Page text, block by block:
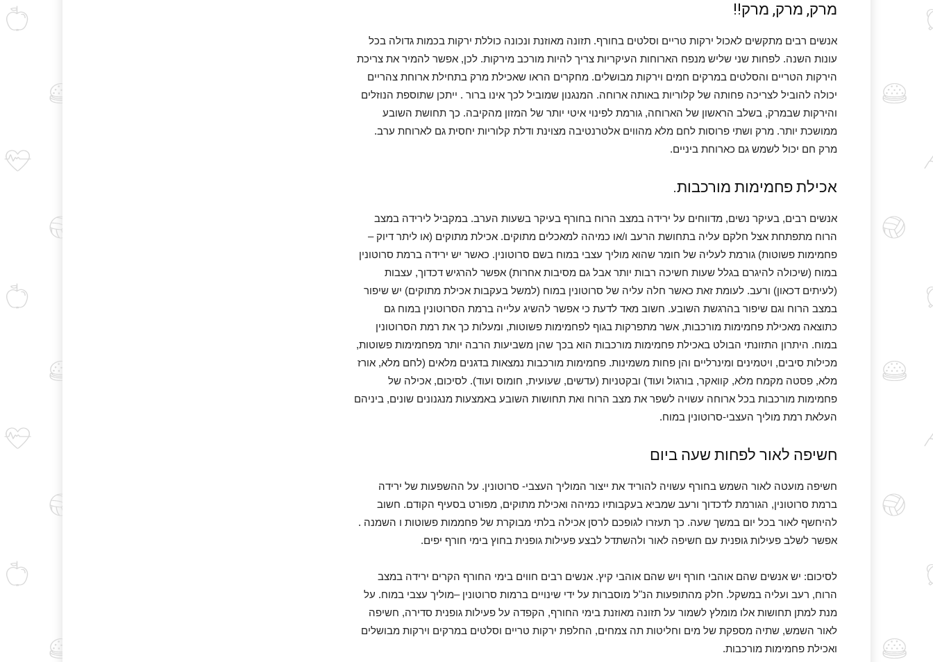
מרק, מרק, מרק!!
אנשים רבים מתקשים לאכול ירקות טריים וסלטים בחורף. תזונה מאוזנת ונכונה כוללת ירקות בכמות גדולה בכל
עונות השנה. לפחות שני שליש מנפח הארוחות העיקריות צריך להיות מורכב מירקות. לכן, אפשר להמיר את צריכת
הירקות הטריים והסלטים במרקים חמים וירקות מבושלים. מחקרים הראו שאכילת מרק בתחילת ארוחת צהריים
יכולה להוביל לצריכה פחותה של קלוריות באותה ארוחה. המנגנון שמוביל לכך אינו ברור . ייתכן שתוספת הנוזלים
והירקות שבמרק, בשלב הראשון של הארוחה, גורמת לפינוי איטי יותר של המזון מהקיבה. כך תחושת השובע
ממושכת יותר. מרק ושתי פרוסות לחם מלא מהווים אלטרנטיבה מצוינת ודלת קלוריות יחסית גם לארוחת ערב.
מרק חם יכול לשמש גם כארוחת ביניים.
אכילת פחמימות מורכבות.
אנשים רבים, בעיקר נשים, מדווחים על ירידה במצב הרוח בחורף בעיקר בשעות הערב. במקביל לירידה במצב
הרוח מתפתחת אצל חלקם עליה בתחושת הרעב ו/או כמיהה למאכלים מתוקים. אכילת מתוקים (או ליתר דיוק –
פחמימות פשוטות) גורמת לעליה של חומר שהוא מוליך עצבי במוח בשם סרוטונין. כאשר יש ירידה ברמת סרוטונין
במוח (שיכולה להיגרם בגלל שעות חשיכה רבות יותר אבל גם מסיבות אחרות) אפשר להרגיש דכדוך, עצבות
(לעיתים דכאון) ורעב. לעומת זאת כאשר חלה עליה של סרוטונין במוח (למשל בעקבות אכילת מתוקים) יש שיפור
במצב הרוח וגם שיפור בהרגשת השובע. חשוב מאד לדעת כי אפשר להשיג עלייה ברמת הסרוטונין במוח גם
כתוצאה מאכילת פחמימות מורכבות, אשר מתפרקות בגוף לפחמימות פשוטות, ומעלות כך את רמת הסרוטונין
במוח. היתרון התזונתי הבולט באכילת פחמימות מורכבות הוא בכך שהן משביעות הרבה יותר מפחמימות פשוטות,
מכילות סיבים, ויטמינים ומינרליים והן פחות משמינות. פחמימות מורכבות נמצאות בדגנים מלאים (לחם מלא, אורז
מלא, פסטה מקמח מלא, קוואקר, בורגול ועוד) ובקטניות (עדשים, שעועית, חומוס ועוד). לסיכום, אכילה של
פחמימות מורכבות בכל ארוחה עשויה לשפר את מצב הרוח ואת תחושות השובע באמצעות מנגנונים שונים, ביניהם
העלאת רמת מוליך העצבי-סרוטונין במוח.
חשיפה לאור לפחות שעה ביום
חשיפה מועטה לאור השמש בחורף עשויה להוריד את ייצור המוליך העצבי- סרוטונין. על ההשפעות של ירידה
ברמת סרוטונין, הגורמת לדכדוך ורעב שמביא בעקבותיו כמיהה ואכילת מתוקים, מפורט בסעיף הקודם. חשוב
להיחשף לאור בכל יום במשך שעה. כך תעזרו לגופכם לרסן אכילה בלתי מבוקרת של פחממות פשוטות ו השמנה .
אפשר לשלב פעילות גופנית עם חשיפה לאור ולהשתדל לבצע פעילות גופנית בחוץ בימי חורף יפים.
לסיכום: יש אנשים שהם אוהבי חורף ויש שהם אוהבי קיץ. אנשים רבים חווים בימי החורף הקרים ירידה במצב
הרוח, רעב ועליה במשקל. חלק מהתופעות הנ"ל מוסברות על ידי שינויים ברמות סרוטונין –מוליך עצבי במוח. על
מנת למתן תחושות אלו מומלץ לשמור על תזונה מאוזנת בימי החורף, הקפדה על פעילות גופנית סדירה, חשיפה
לאור השמש, שתיה מספקת של מים וחליטות תה צמחים, החלפת ירקות טריים וסלטים במרקים וירקות מבושלים
ואכילת פחמימות מורכבות.